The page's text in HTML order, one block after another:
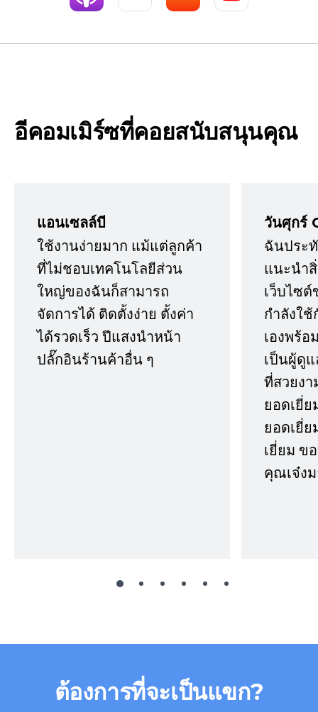
อีคอมเมิร์ซที่คอยสนับสนุนคุณ
แอนเซลล์บี
ใช้งานง่ายมาก แม้แต่ลูกค้า
ที่ไม่ชอบเทคโนโลยีส่วน
ใหญ่ของฉันก็สามารถ
จัดการได้ ติดตั้งง่าย ตั้งค่า
ได้รวดเร็ว ปีแสงนำหน้า
ปลั๊กอินร้านค้าอื่น ๆ
วันศุกร์
ฉันประ
แนะนำ
เว็บไซ
กำลังใ
เองพร้
เป็นผู้ดูแ
ที่สวยง
ยอดเยี่ย
ยอดเยี่
เยี่ยม ข
คุณเจ๋ง
ต้องการที่จะเป็นแขก?